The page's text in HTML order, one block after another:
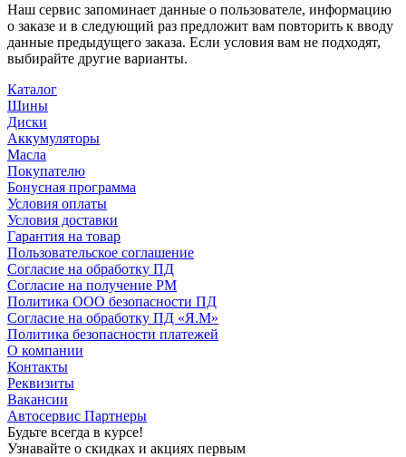
Наш сервис запоминает данные о пользователе, информацию
о заказе и в следующий раз предложит вам повторить к вводу
данные предыдущего заказа. Если условия вам не подходят,
выбирайте другие варианты.
Каталог
Шины
Диски
Аккумуляторы
Масла
Покупателю
Бонусная программа
Условия оплаты
Условия доставки
Гарантия на товар
Пользовательское соглашение
Согласие на обработку ПД
Согласие на получение РМ
Политика ООО безопасности ПД
Согласие на обработку ПД «Я.М»
Политика безопасности платежей
О компании
Контакты
Реквизиты
Вакансии
Автосервис Партнеры
Будьте всегда в курсе!
Узнавайте о скидках и акциях первым